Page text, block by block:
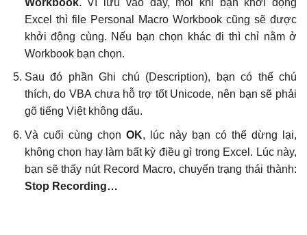
Excel thì file Personal Macro Workbook cũng sẽ được
khởi động cùng. Nếu bạn chọn khác đi thì chỉ nằm ở
Workbook bạn chọn.
Sau đó phần Ghi chú (Description), bạn có thể chú
thích, do VBA chưa hỗ trợ tốt Unicode, nên bạn sẽ phải
gõ tiếng Việt không dấu.
Và cuối cùng chọn OK, lúc này bạn có thể dừng lại,
không chọn hay làm bất kỳ điều gì trong Excel. Lúc này,
bạn sẽ thấy nút Record Macro, chuyển trạng thái thành:
Stop Recording…